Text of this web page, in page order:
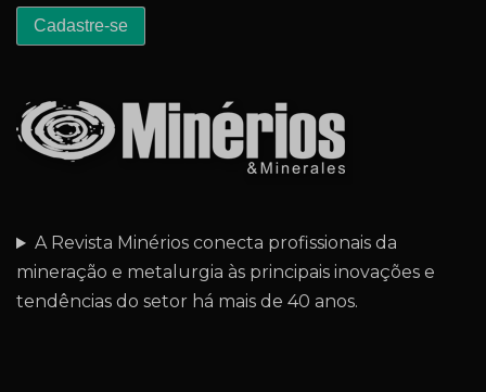
A Revista Minérios conecta profissionais da
mineração e metalurgia às principais inovações e
tendências do setor há mais de 40 anos.